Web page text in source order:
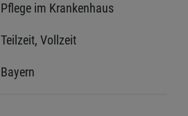
Pflege im Krankenhaus
Teilzeit, Vollzeit
Bayern